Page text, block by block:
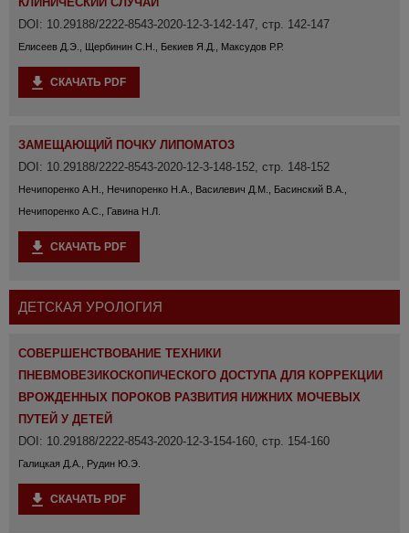
DOI: 10.29188/2222-8543-2020-12-3-142-147, стр. 142-147
Елисеев Д.Э., Щербинин С.Н., Бекиев Я.Д., Максудов Р.Р.
СКАЧАТЬ PDF
ЗАМЕЩАЮЩИЙ ПОЧКУ ЛИПОМАТОЗ
DOI: 10.29188/2222-8543-2020-12-3-148-152, стр. 148-152
Нечипоренко А.Н., Нечипоренко Н.А., Василевич Д.М., Басинский В.А.,
Нечипоренко А.С., Гавина Н.Л.
СКАЧАТЬ PDF
ДЕТСКАЯ УРОЛОГИЯ
СОВЕРШЕНСТВОВАНИЕ ТЕХНИКИ
ПНЕВМОВЕЗИКОСКОПИЧЕСКОГО ДОСТУПА ДЛЯ КОРРЕКЦИИ
ВРОЖДЕННЫХ ПОРОКОВ РАЗВИТИЯ НИЖНИХ МОЧЕВЫХ
ПУТЕЙ У ДЕТЕЙ
DOI: 10.29188/2222-8543-2020-12-3-154-160, стр. 154-160
Галицкая Д.А., Рудин Ю.Э.
СКАЧАТЬ PDF